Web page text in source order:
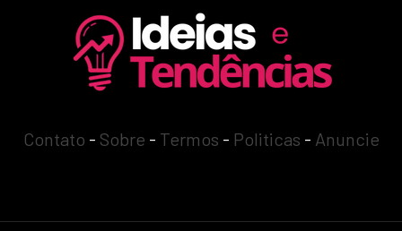
Contato - Sobre - Termos - Politicas - Anuncie